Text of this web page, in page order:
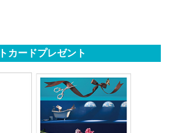
カードプレゼント